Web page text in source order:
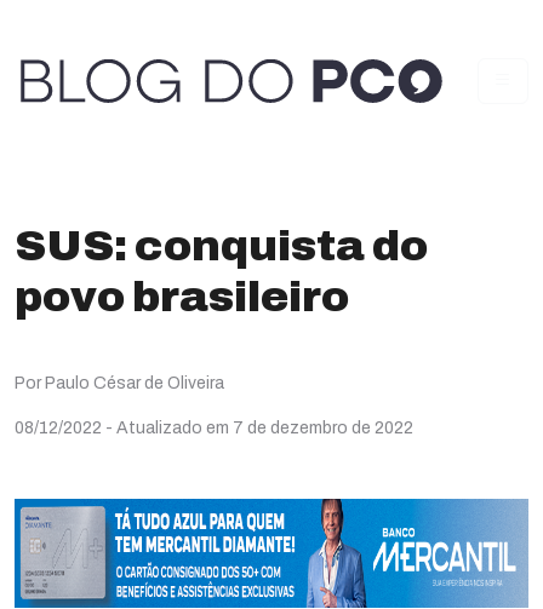
SUS: conquista do
povo brasileiro
Por Paulo César de Oliveira
08/12/2022 - Atualizado em 7 de dezembro de 2022